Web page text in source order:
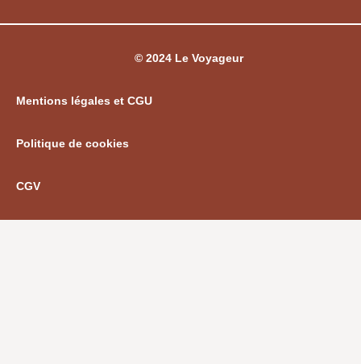
© 2024 Le Voyageur
Mentions légales et CGU
Politique de cookies
CGV